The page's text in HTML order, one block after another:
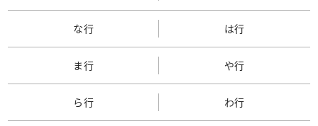
な行 は行
ま行 や行
ら行 わ行